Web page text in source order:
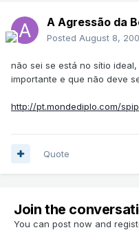
A Agressão da
Posted August 8,
não sei se está no sítio
importante e que não deve
http://pt.mondediplo.com/
Quote
Join the
You can post now and